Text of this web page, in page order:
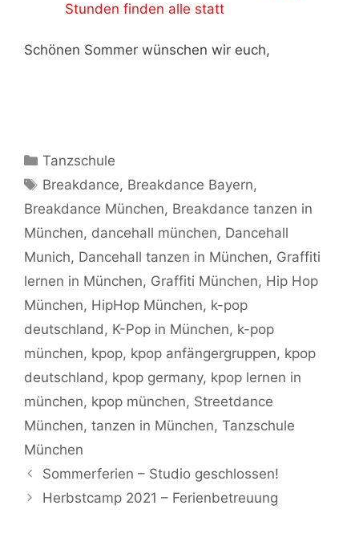
Stunden finden alle statt
Schönen Sommer wünschen wir euch,
Kategorien
Tanzschule
Schlagwörter
Breakdance, Breakdance Bayern,
Breakdance München, Breakdance tanzen in
München, dancehall münchen, Dancehall
Munich, Dancehall tanzen in München, Graffiti
lernen in München, Graffiti München, Hip Hop
München, HipHop München, k-pop
deutschland , K-Pop in München, k-pop
münchen, kpop, kpop anfängergruppen, kpop
deutschland , kpop germany, kpop lernen in
münchen, kpop münchen, Streetdance
München, tanzen in München, Tanzschule
München
Sommerferien – Studio geschlossen!
Herbstcamp 2021 – Ferienbetreuung